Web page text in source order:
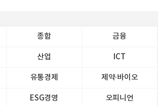
종합 금융
산업 ICT
유통경제 제약∙바이오
ESG경영 오피니언